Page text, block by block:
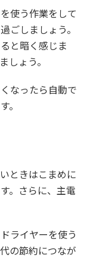
使う作業をして
ごしましょう。
と暗く感じま
しょう。
なったら自動で
。
ときはこまめに
。さらに、主電
ライヤーを使う
の節約につなが